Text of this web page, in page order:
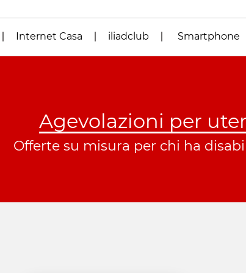
Internet Casa iliadclub Smartphone
Agevolazioni per
Offerte su misura per chi ha